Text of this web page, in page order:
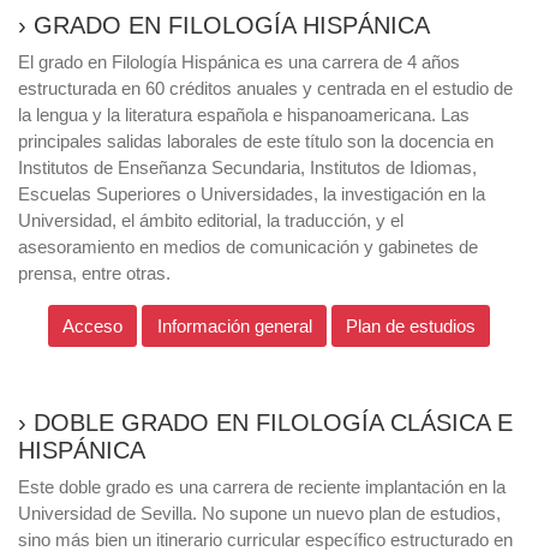
› GRADO EN FILOLOGÍA HISPÁNICA
El grado en Filología Hispánica es una carrera de 4 años
estructurada en 60 créditos anuales y centrada en el estudio de
la lengua y la literatura española e hispanoamericana. Las
principales salidas laborales de este título son la docencia en
Institutos de Enseñanza Secundaria, Institutos de Idiomas,
Escuelas Superiores o Universidades, la investigación en la
Universidad, el ámbito editorial, la traducción, y el
asesoramiento en medios de comunicación y gabinetes de
prensa, entre otras.
Acceso Información general Plan de estudios
› DOBLE GRADO EN FILOLOGÍA CLÁSICA E
HISPÁNICA
Este doble grado es una carrera de reciente implantación en la
Universidad de Sevilla. No supone un nuevo plan de estudios,
sino más bien un itinerario curricular específico estructurado en